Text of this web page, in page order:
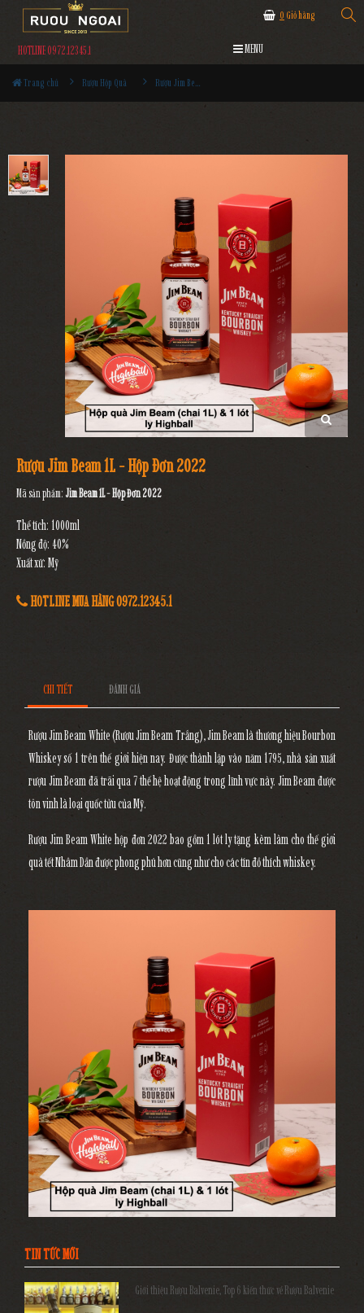
0 Giỏ hàng
HOTLINE 0972.12345.1 MENU
Trang chủ Rượu Hộp Quà Rượu Jim Beam 1L - Hộp Đơn 2022
Rượu Jim Beam 1L - Hộp Đơn 2022
Mã sản phẩm: Jim Beam 1L - Hộp Đơn 2022
Thể tích: 1000ml
Nồng độ: 40%
Xuất xứ: Mỹ
HOTLINE MUA HÀNG 0972.12345.1
CHI TIẾT ĐÁNH GIÁ
Rượu Jim Beam White (Rượu Jim Beam Trắng),Jim Beam là thương hiệu Bourbon
Whiskey số 1 trên thế giới hiện nay. Được thành lập vào năm 1795, nhà sản xuất
rượu Jim Beam đã trãi qua 7 thế hệ hoạt động trong lĩnh vực này. Jim Beam được
tôn vinh là loại quốc tửu của Mỹ.
Rượu Jim Beam White hộp đơn 2022 bao gồm 1 lót ly tặng kèm làm cho thế giới
quà tết Nhâm Dần được phong phú hơn cũng như cho các tín đồ thích whiskey.
TIN TỨC MỚI
Giới thiệu Rượu Balvenie, Top 6 kiến thức về Rượu Balvenie